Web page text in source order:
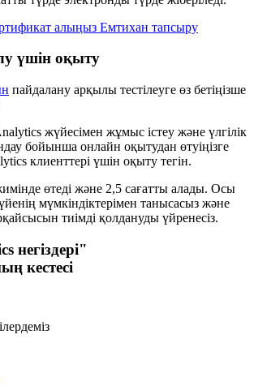
алыңыз Емтихан тапсыру
үшін оқыту
пайдалану арқылы тестілеуге өз бетіңізше
жүйесімен жұмыс істеу және үлгілік
бойынша онлайн оқытудан өтуіңізге
клиенттері үшін оқыту тегін.
өтеді және 2,5 сағатты алады. Осы
мүмкіндіктерімен танысасыз және
тиімді қолдануды үйренесіз.
негіздері"
кестесі